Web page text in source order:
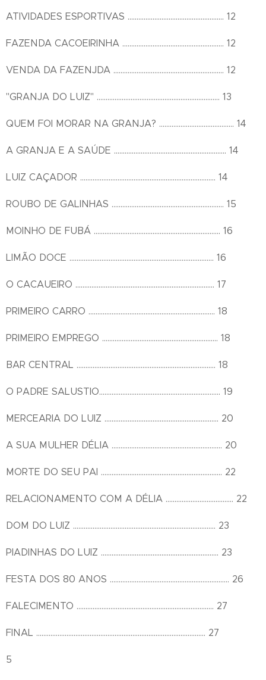
ATIVIDADES ESPORTIVAS ...................................................... 12
FAZENDA CACOEIRINHA ......................................................... 12
VENDA DA FAZENJDA .............................................................. 12
"GRANJA DO LUIZ" ..................................................................... 13
QUEM FOI MORAR NA GRANJA? .......................................... 14
A GRANJA E A SAÚDE ............................................................... 14
LUIZ CAÇADOR ............................................................................ 14
ROUBO DE GALINHAS ............................................................... 15
MOINHO DE FUBÁ ....................................................................... 16
LIMÃO DOCE ................................................................................. 16
O CACAUEIRO .............................................................................. 17
PRIMEIRO CARRO ....................................................................... 18
PRIMEIRO EMPREGO ................................................................. 18
BAR CENTRAL .............................................................................. 18
O PADRE SALUSTIO.................................................................... 19
MERCEARIA DO LUIZ ................................................................ 20
A SUA MULHER DÉLIA .............................................................. 20
MORTE DO SEU PAI .................................................................... 22
RELACIONAMENTO COM A DÉLIA ...................................... 22
DOM DO LUIZ ................................................................................ 23
PIADINHAS DO LUIZ .................................................................. 23
FESTA DOS 80 ANOS ................................................................... 26
FALECIMENTO ............................................................................. 27
FINAL ............................................................................................... 27
5